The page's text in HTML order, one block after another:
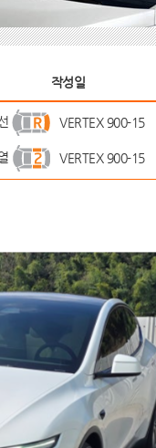
작성일
VERTEX 900-15
VERTEX 900-15